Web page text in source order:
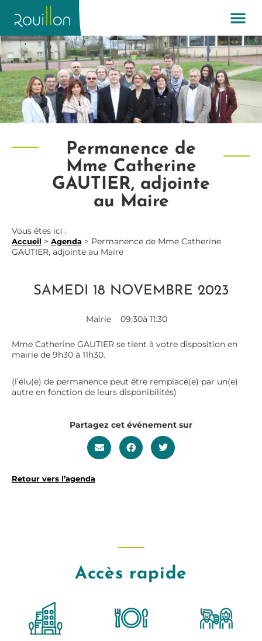
Permanence de
Mme Catherine
GAUTIER, adjointe
au Maire
Vous êtes ici :
Accueil > Agenda > Permanence de Mme Catherine
GAUTIER, adjointe au Maire
SAMEDI 18 NOVEMBRE 2023
Mairie 09:30à 11:30
Mme Catherine GAUTIER se tient à votre disposition en
mairie de 9h30 à 11h30.
(l’élu(e) de permanence peut être remplacé(e) par un(e)
autre en fonction de leurs disponibilités)
Partagez cet événement sur
Retour vers l’agenda
Accès rapide